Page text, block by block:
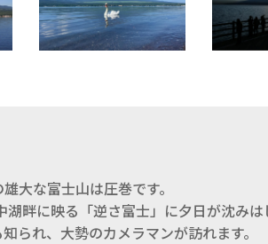
大な富士山は圧巻です。
畔に映る「逆さ富士」に夕日が沈み
られ、大勢のカメラマンが訪れます。